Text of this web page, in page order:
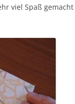
viel Spaß